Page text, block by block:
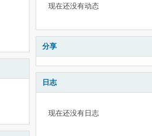
现在还没有动态
分享
日志
现在还没有日志